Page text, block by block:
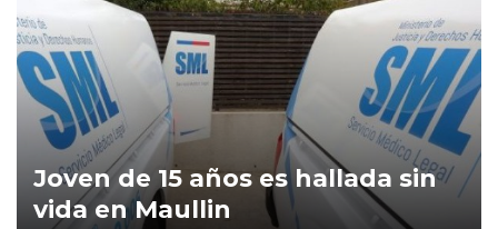
Joven de 15 años es hallada sin
vida en Maullin